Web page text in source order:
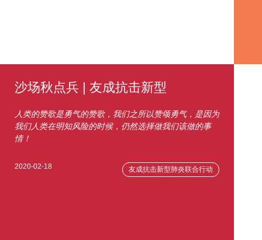
沙场秋点兵 | 友成抗击新型
人类的赞歌是勇气的赞歌，我们之所以赞颂勇气，是因为
我们人类在明知风险的时候，仍然选择做我们该做的事
情！
2020-02-18 友成抗击新型肺炎联合行动